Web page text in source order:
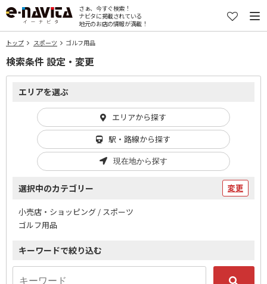
さぁ、今すぐ検索！
ナビタに掲載されている
地元のお店の情報が満載！
トップ スポーツ ゴルフ用品
検索条件 設定・変更
エリアを選ぶ
エリアから探す
駅・路線から探す
現在地から探す
選択中のカテゴリー 変更
小売店・ショッピング / スポーツ
ゴルフ用品
キーワードで絞り込む